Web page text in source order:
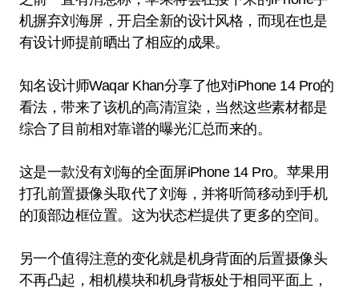
机摒弃刘海屏，开启全新的设计风格，而现在也是
有设计师提前晒出了相应的成果。
知名设计师Waqar Khan分享了他对iPhone 14 Pro的
看法，带来了该机的高清渲染，当然这些素材都是
综合了目前相对靠谱的曝光汇总而来的。
这是一款没有刘海的全面屏iPhone 14 Pro。苹果用
打孔前置摄像头取代了刘海，并将听筒移动到手机
的顶部边框位置。这为状态栏提供了更多的空间。
另一个值得注意的变化就是机身背面的后置摄像头
不再凸起，相机模块和机身背板处于相同平面上，